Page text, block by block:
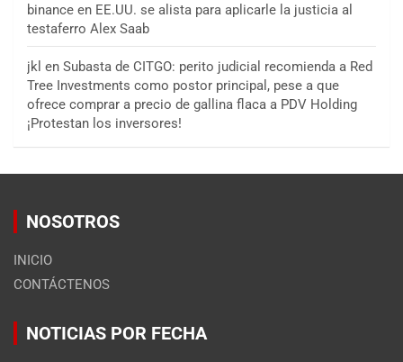
binance en EE.UU. se alista para aplicarle la justicia al
testaferro Alex Saab
jkl en Subasta de CITGO: perito judicial recomienda a Red
Tree Investments como postor principal, pese a que
ofrece comprar a precio de gallina flaca a PDV Holding
¡Protestan los inversores!
NOSOTROS
INICIO
CONTÁCTENOS
NOTICIAS POR FECHA